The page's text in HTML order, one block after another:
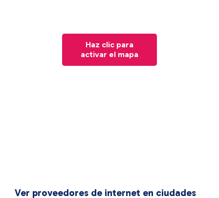
Haz clic para
activar el mapa
Ver proveedores de internet en ciudades